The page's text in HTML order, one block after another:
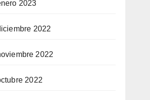
2023
2022
2022
2022